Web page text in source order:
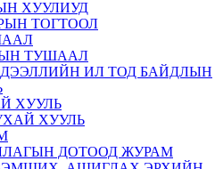
ХУУЛИУД
ТОГТООЛ
ТУШААЛ
ИЛ ТОД БАЙДЛЫН
ХУУЛЬ
ХУУЛЬ
ДОТООД ЖУРАМ